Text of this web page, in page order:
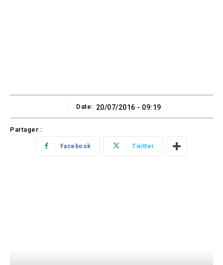
Date: 20/07/2016 - 09:19
Partager :
Facebook Twitter